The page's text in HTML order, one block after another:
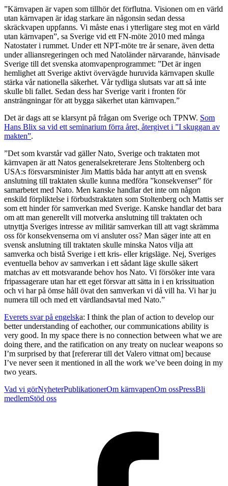
”Kärnvapen är vapen som tillhör det förflutna. Visionen om en värld
utan kärnvapen är idag starkare än någonsin sedan dessa
skräckvapen uppfanns. Vi måste enas i ytterligare steg mot en värld
utan kärnvapen”, sa Sverige vid ett FN-möte 2010 med många
Natostater i rummet. Under ett NPT-möte tre år senare, även detta
under alliansregeringen och med Natoländer närvarande, hänvisade
Sverige till det svenska atomvapenprogrammet: ”Det är ingen
hemlighet att Sverige aktivt övervägde huruvida kärnvapen skulle
stärka vår nationella säkerhet. Vår tydliga slutsats var att så inte
skulle bli fallet. Sedan dess har Sverige varit i fronten för
ansträngningar för att bygga säkerhet utan kärnvapen.”
Det är dags att se klarsynt på frågan om Sverige och TPNW. Som
Hans Blix sa vid ett seminarium förra året, återgivet i ”I skuggan av
makten”.
”Det som kvarstår vad gäller Nato, Sverige och traktaten mot
kärnvapen är att Natos generalsekreterare Jens Stoltenberg och
USA:s försvarsminister Jim Mattis båda har antytt att en svensk
anslutning till traktaten skulle kunna medföra ”konsekvenser” för
samarbetet med Nato. Men kanske handlar det inte om någon
enskild förpliktelse i förbudstraktaten som Stoltenberg och Mattis ser
som ett hinder för samverkan med Sverige. Kanske handlar det bara
om att man generellt vill motverka anslutning till traktaten och
utnyttja Sveriges intresse av militär samverkan till att vagt skrämma
oss för konsekvenserna om vi ansluter oss? Man säger inte att en
svensk anslutning till traktaten skulle minska Natos vilja att
samverka och bistå Sverige i ett kris- eller krigsläge. Nej, Sveriges
eventuella behov av samverkan i ett sådant läge skulle säkert
matchas av ett motsvarande behov hos Nato. Vi försöker inte vara
fripassagerare utan har ett eget försvar att sätta in i en krissituation
och vi har på ömse håll övat den samverkan vi då vill ha. Vi har ju
numera till och med ett värdlandsavtal med Nato.”
Everets svar på engelska: I think the plan of action to develop our
better understanding of eachother, our communications ability is
very good. In my space there is no connection between what we are
doing there, and the ratification on any treaty on nuclear weapons so
I’m surprised by that [refererar till det Valero vittnat om] because
I’ve never seen it mentioned in all the work we’ve been doing in my
two years.
Vad vi görNyheterPublikationerOm kärnvapenOm ossPressBli
medlemStöd oss